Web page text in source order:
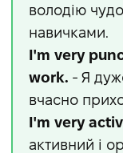
володію
навичками.
I'm very
work. - Я
вчасно
I'm very
активний і